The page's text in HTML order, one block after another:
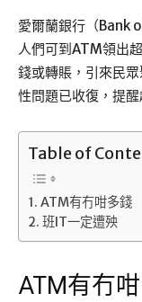
愛爾蘭銀行（Bank
人們可到ATM領出
錢或轉賬，引來民
性問題已收復，提
Table of
ATM有冇咁多錢
班IT一定遭殃
ATM有冇